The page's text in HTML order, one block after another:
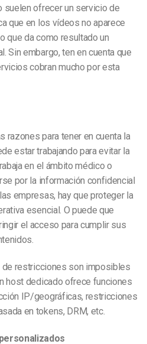
ofrecer un servicio de
que en los vídeos no aparece
que da como resultado un
Sin embargo, ten en cuenta que
cobran mucho por esta
razones para tener en cuenta la
estar trabajando para evitar la
en el ámbito médico o
por la información confidencial
empresas, hay que proteger la
esencial. O puede que
el acceso para cumplir sus
de restricciones son imposibles
host dedicado ofrece funciones
IP/geográficas, restricciones
en tokens, DRM, etc.